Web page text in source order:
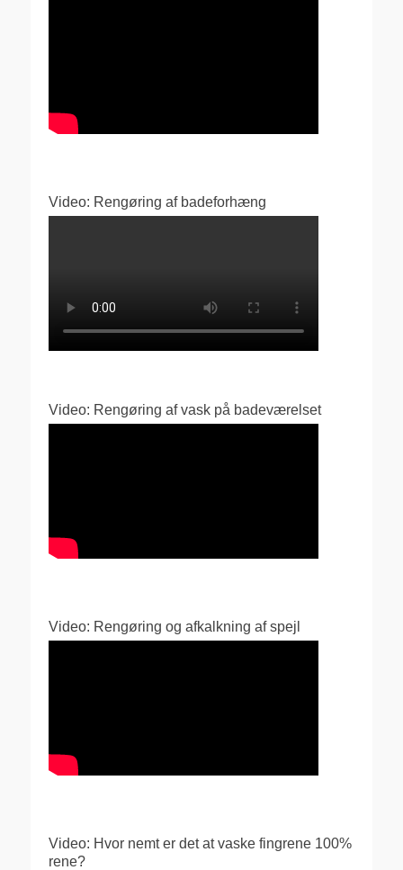
Video: Rengøring af badeforhæng
Video: Rengøring af vask på badeværelset
Video: Rengøring og afkalkning af spejl
Video: Hvor nemt er det at vaske fingrene 100%
rene?